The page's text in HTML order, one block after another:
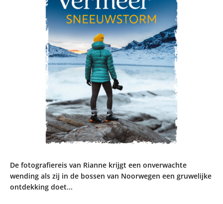
De fotografiereis van Rianne krijgt een onverwachte
wending als zij in de bossen van Noorwegen een gruwelijke
ontdekking doet...